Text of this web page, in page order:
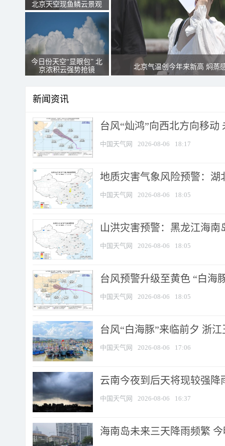
北京天空现鱼鳞云景观
今日份天空“显眼包” 北
京浓积云强势抢镜
北京气温创今年来新高 焖蒸
新闻资讯
台风“灿鸿”向西北方向移动
中国天气网 2026-08-06 18:17
地质灾害气象风险预警：湖
中国天气网 2026-08-06 18:05
山洪灾害预警：黑龙江海
中国天气网 2026-08-06 18:05
台风预警升级至黄色 “白海
中国天气网 2026-08-06 18:05
台风“白海豚”来临前夕 浙
中国天气网 2026-08-06 17:06
云南今夜到后天将现较强降
中国天气网 2026-08-06 16:37
海南岛未来三天降雨频繁